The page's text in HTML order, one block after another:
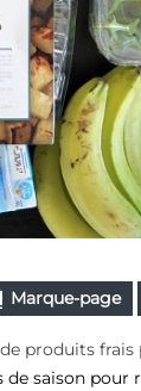
Marque-page
de produits frais
saison pour